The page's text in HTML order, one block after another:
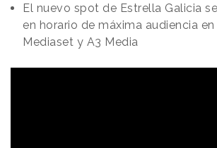
El nuevo spot de Estrella Galicia
en horario de máxima audiencia
Mediaset y A3 Media